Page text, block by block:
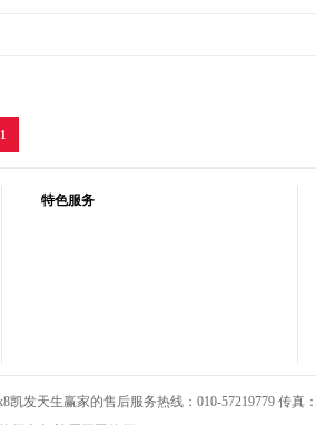
1
特色服务
凯发天生赢家的售后服务热线：010-57219779 传真